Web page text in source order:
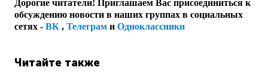
Дорогие читатели! Приглашаем Вас присоединиться к
обсуждению новости в наших группах в социальных
сетях - ВК , Телеграм и Одноклассники
Читайте также